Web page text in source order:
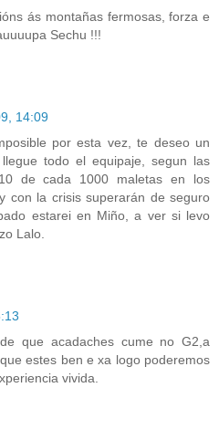
ás montañas fermosas, forza e
Sechu !!!
14:09
por esta vez, te deseo un
todo el equipaje, segun las
de cada 1000 maletas en los
con la crisis superarán de seguro
estarei en Miño, a ver si levo
Lalo.
que acadaches cume no G2,a
estes ben e xa logo poderemos
vivida.